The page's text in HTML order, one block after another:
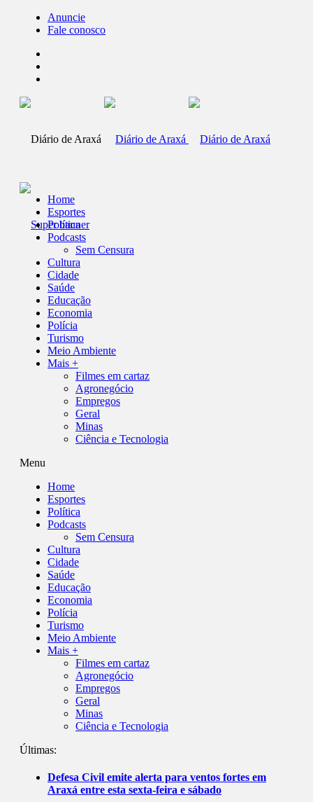
Anuncie
Fale conosco
Home
Esportes
Política
Podcasts
Sem Censura
Cultura
Cidade
Saúde
Educação
Economia
Polícia
Turismo
Meio Ambiente
Mais +
Filmes em cartaz
Agronegócio
Empregos
Geral
Minas
Ciência e Tecnologia
Menu
Home
Esportes
Política
Podcasts
Sem Censura
Cultura
Cidade
Saúde
Educação
Economia
Polícia
Turismo
Meio Ambiente
Mais +
Filmes em cartaz
Agronegócio
Empregos
Geral
Minas
Ciência e Tecnologia
Últimas:
Defesa Civil emite alerta para ventos fortes em
Araxá entre esta sexta-feira e sábado